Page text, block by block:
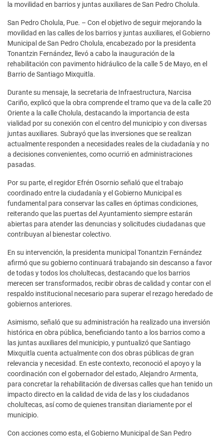
la movilidad en barrios y juntas auxiliares de San Pedro Cholula.
San Pedro Cholula, Pue. – Con el objetivo de seguir mejorando la
movilidad en las calles de los barrios y juntas auxiliares, el Gobierno
Municipal de San Pedro Cholula, encabezado por la presidenta
Tonantzin Fernández, llevó a cabo la inauguración de la
rehabilitación con pavimento hidráulico de la calle 5 de Mayo, en el
Barrio de Santiago Mixquitla.
Durante su mensaje, la secretaria de Infraestructura, Narcisa
Cariño, explicó que la obra comprende el tramo que va de la calle 20
Oriente a la calle Cholula, destacando la importancia de esta
vialidad por su conexión con el centro del municipio y con diversas
juntas auxiliares. Subrayó que las inversiones que se realizan
actualmente responden a necesidades reales de la ciudadanía y no
a decisiones convenientes, como ocurrió en administraciones
pasadas.
Por su parte, el regidor Efrén Osornio señaló que el trabajo
coordinado entre la ciudadanía y el Gobierno Municipal es
fundamental para conservar las calles en óptimas condiciones,
reiterando que las puertas del Ayuntamiento siempre estarán
abiertas para atender las denuncias y solicitudes ciudadanas que
contribuyan al bienestar colectivo.
En su intervención, la presidenta municipal Tonantzin Fernández
afirmó que su gobierno continuará trabajando sin descanso a favor
de todas y todos los cholultecas, destacando que los barrios
merecen ser transformados, recibir obras de calidad y contar con el
respaldo institucional necesario para superar el rezago heredado de
gobiernos anteriores.
Asimismo, señaló que su administración ha realizado una inversión
histórica en obra pública, beneficiando tanto a los barrios como a
las juntas auxiliares del municipio, y puntualizó que Santiago
Mixquitla cuenta actualmente con dos obras públicas de gran
relevancia y necesidad. En este contexto, reconoció el apoyo y la
coordinación con el gobernador del estado, Alejandro Armenta,
para concretar la rehabilitación de diversas calles que han tenido un
impacto directo en la calidad de vida de las y los ciudadanos
cholultecas, así como de quienes transitan diariamente por el
municipio.
Con acciones como esta, el Gobierno Municipal de San Pedro